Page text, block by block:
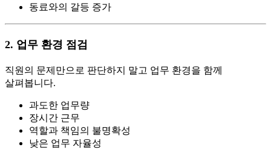
동료와의 갈등 증가
2. 업무 환경 점검
직원의 문제만으로 판단하지 말고 업무 환경을 함께
살펴봅니다.
과도한 업무량
장시간 근무
역할과 책임의 불명확성
낮은 업무 자율성